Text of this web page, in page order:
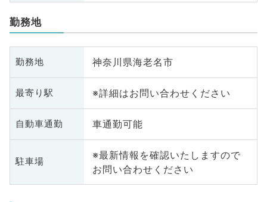
勤務地
勤務地 神奈川県海老名市
最寄り駅 ※詳細はお問い合わせください
自動車通勤 車通勤可能
駐車場
※最新情報を確認いたしますので
お問い合わせください